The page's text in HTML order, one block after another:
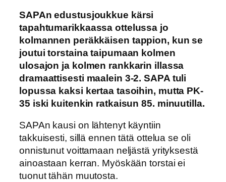
SAPAn edustusjoukkue kärsi
tapahtumarikkaassa ottelussa jo
kolmannen peräkkäisen tappion, kun se
joutui torstaina taipumaan kolmen
ulosajon ja kolmen rankkarin illassa
dramaattisesti maalein 3-2. SAPA tuli
lopussa kaksi kertaa tasoihin, mutta PK-
35 iski kuitenkin ratkaisun 85. minuutilla.
SAPAn kausi on lähtenyt käyntiin
takkuisesti, sillä ennen tätä ottelua se oli
onnistunut voittamaan neljästä yrityksestä
ainoastaan kerran. Myöskään torstai ei
tuonut tähän muutosta.